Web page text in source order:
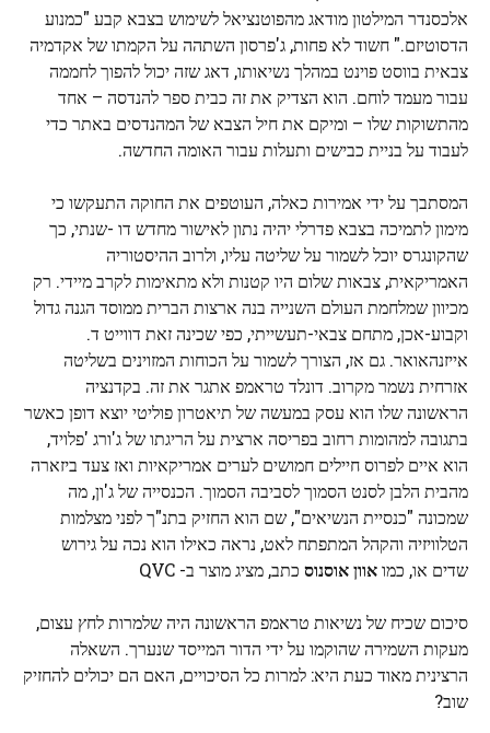
אלכסנדר המילטון מודאג מהפוטנציאל לשימוש בצבא קבע "כמנוע
הדסוטיזם." חשוד לא פחות, ג'פרסון השתהה על הקמתו של אקדמיה
צבאית בווסט פוינט במהלך נשיאותו, דאג שזה יכול להפוך לחממה
עבור מעמד לוחם. הוא הצדיק את זה כבית ספר להנדסה – אחד
מהתשוקות שלו – ומיקם את חיל הצבא של המהנדסים באתר כדי
לעבוד על בניית כבישים ותעלות עבור האומה החדשה.
המסתבך על ידי אמירות כאלה, העוטפים את החוקה התעקשו כי
מימון לתמיכה בצבא פדרלי יהיה נתון לאישור מחדש דו -שנתי, כך
שהקונגרס יוכל לשמור על שליטה עליו, ולרוב ההיסטוריה
האמריקאית, צבאות שלום היו קטנות ולא מתאימות לקרב מיידי. רק
מכיוון שמלחמת העולם השנייה בנה ארצות הברית ממוסד הגנה גדול
וקבוע-אכן, מתחם צבאי-תעשייתי, כפי שכינה זאת דווייט ד.
אייזנהאואר. גם אז, הצורך לשמור על הכוחות המזוינים בשליטה
אזרחית נשמר מקרוב. דונלד טראמפ אתגר את זה. בקדנציה
הראשונה שלו הוא עסק במעשה של תיאטרון פוליטי יוצא דופן כאשר
בתגובה למהומות רחוב בפריסה ארצית על הריגתו של ג'ורג 'פלויד,
הוא איים לפרוס חיילים חמושים לערים אמריקאיות ואז צעד ביזארה
מהבית הלבן לסנט הסמוך לסביבה הסמוך. הכנסייה של ג'ון, מה
שמכונה "כנסיית הנשיאים", שם הוא החזיק בתנ"ך לפני מצלמות
הטלוויזיה והקהל המתפתח לאט, נראה כאילו הוא נכה על גירוש
שדים או, כמואוון אוסנוס כתב, מציג מוצר ב- QVC
סיכום שכיח של נשיאות טראמפ הראשונה היה שלמרות לחץ עצום,
מעקות השמירה שהוקמו על ידי הדור המייסד שנערך. השאלה
הרצינית מאוד כעת היא: למרות כל הסיכויים, האם הם יכולים להחזיק
שוב?